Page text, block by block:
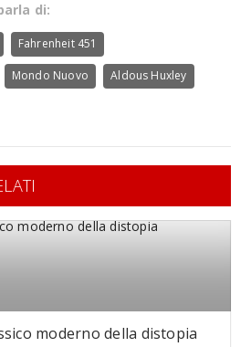
di:
Fahrenheit 451
Mondo Nuovo Aldous Huxley
moderno della distopia